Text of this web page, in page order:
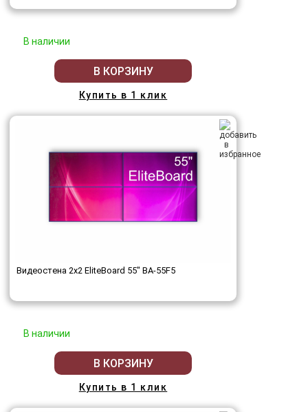
В наличии
В КОРЗИНУ
Купить в 1 клик
Видеостена 2x2 EliteBoard 55" BA-55F5
В наличии
В КОРЗИНУ
Купить в 1 клик